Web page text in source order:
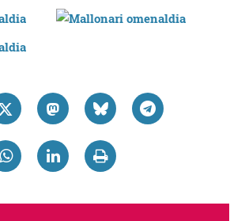
propioak eta hirugarrenen cookie-
asmoz, cookie teknologiaz